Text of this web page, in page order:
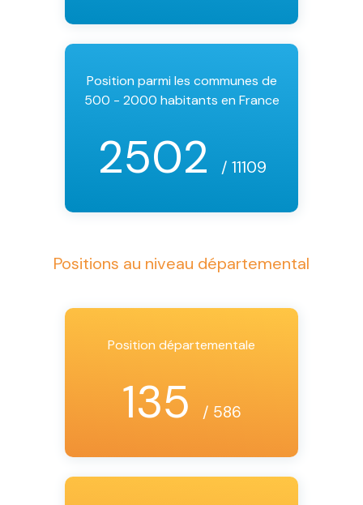
Position parmi les communes de
500 - 2000 habitants en France
2502 / 11109
Positions au niveau départemental
Position départementale
135 / 586